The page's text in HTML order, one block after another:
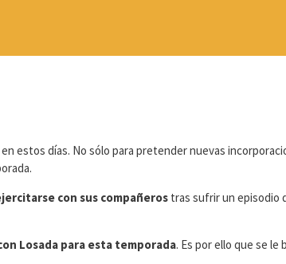
estos días. No sólo para pretender nuevas
con sus compañeros tras sufrir un episodio
Losada para esta temporada. Es por ello que se le